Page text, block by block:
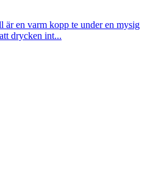
är en varm kopp te under en mysig
drycken int...